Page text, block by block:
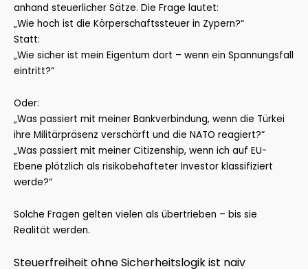
anhand steuerlicher Sätze. Die Frage lautet:
„Wie hoch ist die Körperschaftssteuer in Zypern?“
Statt:
„Wie sicher ist mein Eigentum dort – wenn ein Spannungsfall
eintritt?“
Oder:
„Was passiert mit meiner Bankverbindung, wenn die Türkei
ihre Militärpräsenz verschärft und die NATO reagiert?“
„Was passiert mit meiner Citizenship, wenn ich auf EU-
Ebene plötzlich als risikobehafteter Investor klassifiziert
werde?“
Solche Fragen gelten vielen als übertrieben – bis sie
Realität werden.
Steuerfreiheit ohne Sicherheitslogik ist naiv